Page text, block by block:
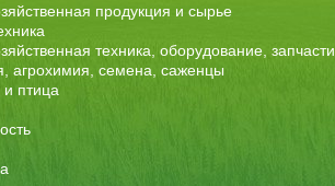
продукция и сырье
техника, оборудование, запчасти
агрохимия, семена, саженцы
птица